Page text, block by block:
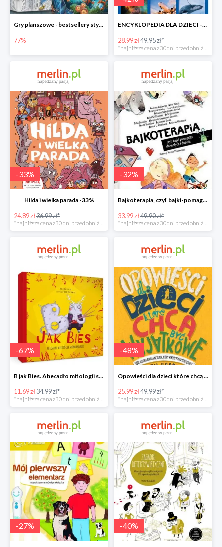
Gry planszowe - bestsellery stycznia do -77%
77%
ENCYKLOPEDIA DLA DZIECI -42%
28.99 zł49.95 zł*
-33%
Hilda i wielka parada -33%
24.89 zł36.99 zł*
*najniższa cena z 30 dni przed obniżką
-32%
Bajkoterapia, czyli bajki-pomagajki dla małych i dużych -32%
33.99 zł49.90 zł*
*najniższa cena z 30 dni przed obniżką
-67%
B jak Bies. Abecadło mitologii słowiańskiej. ABC mitów świata -67%
11.69 zł34.99 zł*
-48%
Opowieści dla dzieci które chcą być wyjątkowe -49%
25.99 zł49.99 zł*
-27% -40%